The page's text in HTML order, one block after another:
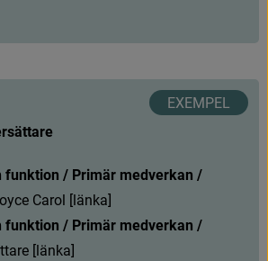
funktion / Primär medverkan /
oyce Carol [länka]
funktion / Primär medverkan /
[länka]